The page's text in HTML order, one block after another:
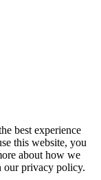
best experience
this website, you
about how we
our privacy policy.